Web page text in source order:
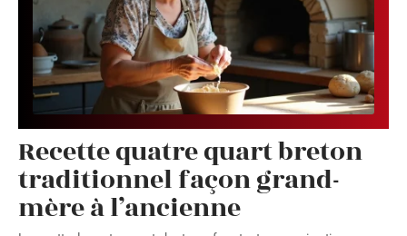
Recette quatre quart breton
traditionnel façon grand-
mère à l’ancienne